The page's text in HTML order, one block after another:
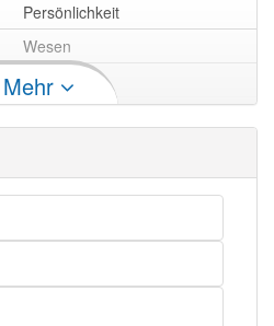
Persönlichkeit
Wesen
Eigenart
Temperament
Naturell
Mehr